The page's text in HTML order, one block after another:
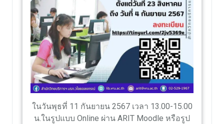
ในวันพุธที่ 11 กันยายน 2567 เวลา 13.00-15.00
น.ในรูปแบบ Online ผ่าน ARIT Moodle หรือรูป